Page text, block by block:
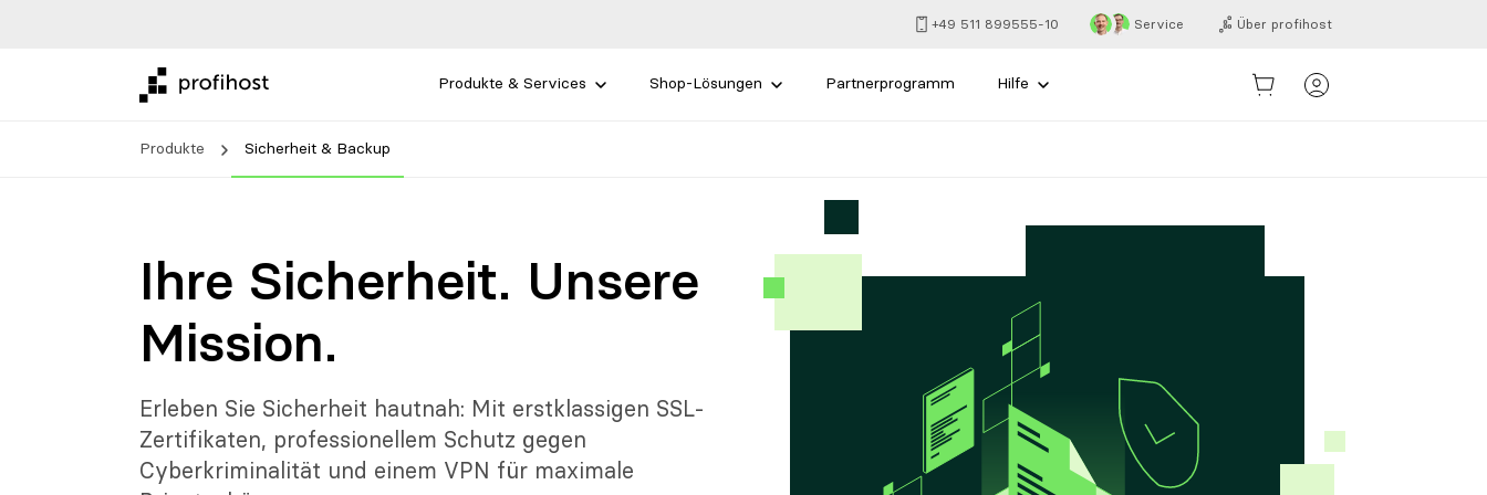
+49 511 899555-10 Service Über profihost
Produkte & Services Shop-Lösungen Partnerprogramm Hilfe
Produkte Sicherheit & Backup
Ihre Sicherheit. Unsere
Mission.
Erleben Sie Sicherheit hautnah: Mit erstklassigen SSL-
Zertifikaten, professionellem Schutz gegen
Cyberkriminalität und einem VPN für maximale